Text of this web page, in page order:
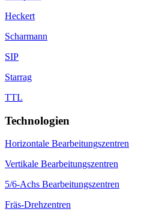
Heckert
Scharmann
SIP
Starrag
TTL
Technologien
Horizontale Bearbeitungszentren
Vertikale Bearbeitungszentren
5/6-Achs Bearbeitungszentren
Fräs-Drehzentren